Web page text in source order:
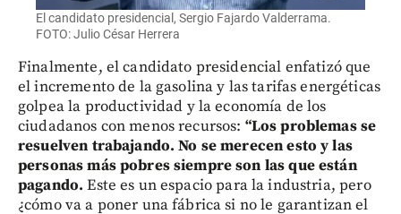
El candidato presidencial, Sergio Fajardo Valderrama.
FOTO: Julio César Herrera
Finalmente, el candidato presidencial enfatizó que
el incremento de la gasolina y las tarifas energéticas
golpea la productividad y la economía de los
ciudadanos con menos recursos: “Los problemas se
resuelven trabajando. No se merecen esto y las
personas más pobres siempre son las que están
pagando. Este es un espacio para la industria, pero
¿cómo va a poner una fábrica si no le garantizan el